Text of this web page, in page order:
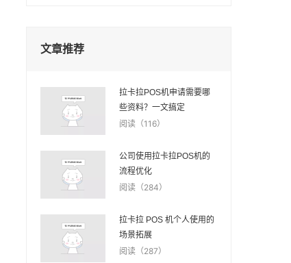
文章推荐
拉卡拉POS机申请需要哪
些资料？一文搞定
阅读（116）
公司使用拉卡拉POS机的
流程优化
阅读（284）
拉卡拉 POS 机个人使用的
场景拓展
阅读（287）